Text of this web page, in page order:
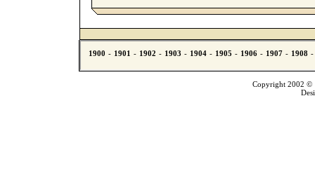
Copyright 2002 ©